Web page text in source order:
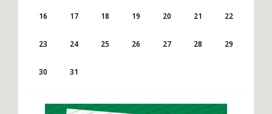
16 17 18 19 20 21 22
23 24 25 26 27 28 29
30 31